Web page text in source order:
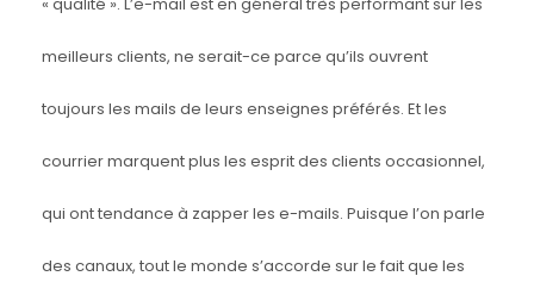
meilleurs clients, ne serait-ce parce qu’ils ouvrent
toujours les mails de leurs enseignes préférés. Et les
courrier marquent plus les esprit des clients occasionnel,
qui ont tendance à zapper les e-mails. Puisque l’on parle
des canaux, tout le monde s’accorde sur le fait que les